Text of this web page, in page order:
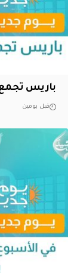
باريس تجمع
قبل يومين